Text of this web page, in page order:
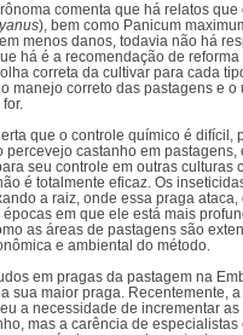
comenta que há relatos
), bem como Panicum
menos danos, todavia não há
há é a recomendação de
correta da cultivar para cada
manejo correto das pastagens e
que o controle químico é difícil,
percevejo castanho em pastagens,
seu controle em outras culturas
é totalmente eficaz. Os
a raiz, onde essa praga
em que ele está mais
as áreas de pastagens são
e ambiental do método.
em pragas da pastagem na
sua maior praga. Recentemente,
a necessidade de incrementar
mas a carência de